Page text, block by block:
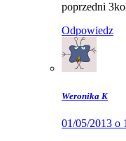
poprzedni
Odpowiedz
Weronika K
01/05/2013 o